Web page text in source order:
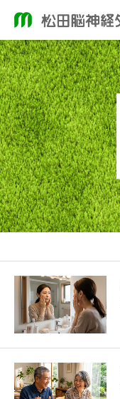
ホーム
当院のご案内
脳神経外科
皮膚科
院長ブログ